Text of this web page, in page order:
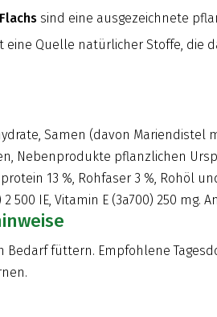
sind eine ausgezeichnete
eine Quelle natürlicher Stoffe, die
Samen (davon Mariendistel
Nebenprodukte pflanzlichen
13 %, Rohfaser 3 %, Rohöl
500 IE, Vitamin E (3a700) 250 mg.
Bedarf füttern. Empfohlene